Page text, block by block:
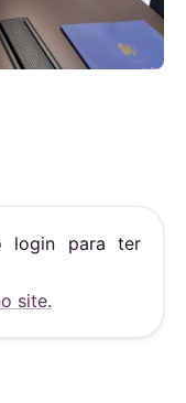
login para ter
site.